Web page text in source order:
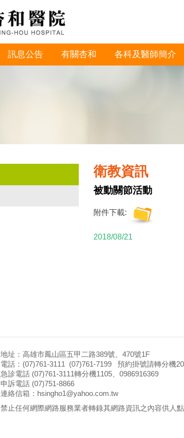
訊息公告 有關杏和 各科及醫師簡介
衛教資訊
被動關節活動
附件下載:
2018/08/21
地址：高雄市鳳山區五甲二路389號、470號1F
電話：(07)761-3111 (07)761-7199 預約掛號請轉分機
急診電話 (07)761-3111轉分機1105、0986916369
申訴電話 (07)751-8866
連絡信箱：hsingho1@yahoo.com.tw
禁止任何網際網路服務業者轉錄其網路資訊之內容供人